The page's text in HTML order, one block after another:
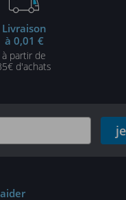
Livraison
à 0,01 €
à partir de
d'achats